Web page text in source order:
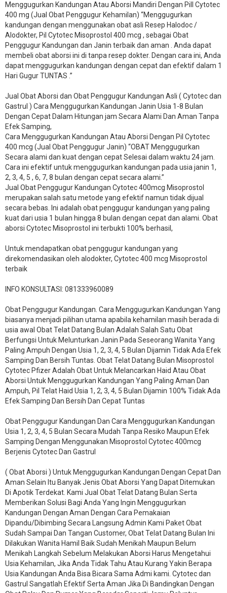
Menggugurkan Kandungan Atau Aborsi Mandiri Dengan Pill Cytotec
400 mg (Jual Obat Penggugur Kehamilan) “Menggugurkan
kandungan dengan menggunakan obat asli Resep Halodoc /
Alodokter, Pil Cytotec Misoprostol 400 mcg , sebagai Obat
Penggugur Kandungan dan Janin terbaik dan aman . Anda dapat
membeli obat aborsi ini di tanpa resep dokter. Dengan cara ini, Anda
dapat menggugurkan kandungan dengan cepat dan efektif dalam 1
Hari Gugur TUNTAS .”
Jual Obat Aborsi dan Obat Penggugur Kandungan Asli ( Cytotec dan
Gastrul ) Cara Menggugurkan Kandungan Janin Usia 1-8 Bulan
Dengan Cepat Dalam Hitungan jam Secara Alami Dan Aman Tanpa
Efek Samping,
Cara Menggugurkan Kandungan Atau Aborsi Dengan Pil Cytotec
400 mcg (Jual Obat Penggugur Janin) “OBAT Menggugurkan
Secara alami dan kuat dengan cepat Selesai dalam waktu 24 jam.
Cara ini efektif untuk menggugurkan kandungan pada usia janin 1,
2, 3, 4, 5 , 6, 7, 8 bulan dengan cepat secara alami.”
Jual Obat Penggugur Kandungan Cytotec 400mcg Misoprostol
merupakan salah satu metode yang efektif namun tidak dijual
secara bebas. Ini adalah obat penggugur kandungan yang paling
kuat dari usia 1 bulan hingga 8 bulan dengan cepat dan alami. Obat
aborsi Cytotec Misoprostol ini terbukti 100% berhasil,
Untuk mendapatkan obat penggugur kandungan yang
direkomendasikan oleh alodokter, Cytotec 400 mcg Misoprostol
terbaik
INFO KONSULTASI: 081333960089
​Obat Penggugur Kandungan. Cara Menggugurkan Kandungan Yang
biasanya menjadi pilihan utama apabila kehamilan masih berada di
usia awal Obat Telat Datang Bulan Adalah Salah Satu Obat
Berfungsi Untuk Melunturkan Janin Pada Seseorang Wanita Yang
Paling Ampuh Dengan Usia 1, 2, 3, 4, 5 Bulan Dijamin Tidak Ada Efek
Samping Dan Bersih Tuntas. Obat Telat Datang Bulan Misoprostol
Cytotec Pfizer Adalah Obat Untuk Melancarkan Haid Atau Obat
Aborsi Untuk Menggugurkan Kandungan Yang Paling Aman Dan
Ampuh, Pil Telat Haid Usia 1, 2, 3, 4, 5 Bulan Dijamin 100% Tidak Ada
Efek Samping Dan Bersih Dan Cepat Tuntas
Obat Penggugur Kandungan Dan Cara Menggugurkan Kandungan
Usia 1, 2, 3, 4, 5 Bulan Secara Mudah Tanpa Resiko Maupun Efek
Samping Dengan Menggunakan Misoprostol Cytotec 400mcg
Berjenis Cytotec Dan Gastrul
( Obat Aborsi ) Untuk Menggugurkan Kandungan Dengan Cepat Dan
Aman Selain Itu Banyak Jenis Obat Aborsi Yang Dapat Ditemukan
Di Apotik Terdekat. Kami Jual Obat Telat Datang Bulan Serta
Memberikan Solusi Bagi Anda Yang Ingin Menggugurkan
Kandungan Dengan Aman Dengan Cara Pemakaian
Dipandu/Dibimbing Secara Langsung Admin Kami Paket Obat
Sudah Sampai Dan Tangan Customer, Obat Telat Datang Bulan Ini
Dilakukan Wanita Hamil Baik Sudah Menikah Maupun Belum
Menikah Langkah Sebelum Melakukan Aborsi Harus Mengetahui
Usia Kehamilan, Jika Anda Tidak Tahu Atau Kurang Yakin Berapa
Usia Kandungan Anda Bisa Bicara Sama Admi kami. Cytotec dan
Gastrul Sangatlah Efektif Serta Aman Jika Di Bandingkan Dengan